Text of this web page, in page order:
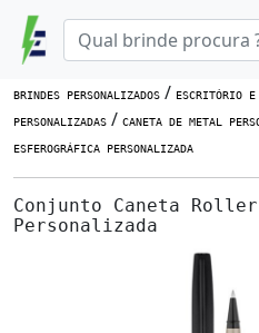
BRINDES PERSONALIZADOS / ESCRITÓRIO E
PERSONALIZADAS / CANETA DE METAL
ESFEROGRÁFICA PERSONALIZADA
Conjunto Caneta
Personalizada